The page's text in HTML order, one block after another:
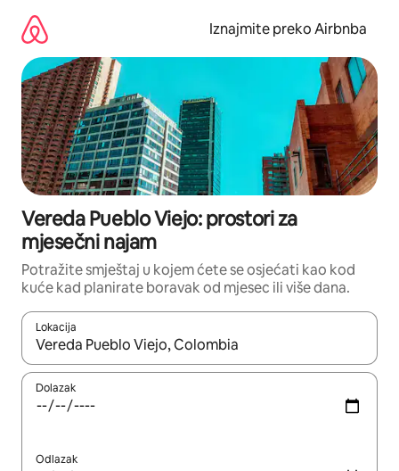
sadržaj
Iznajmite preko Airbnba
Vereda Pueblo Viejo: prostori za
mjesečni najam
Potražite smještaj u kojem ćete se osjećati kao kod
kuće kad planirate boravak od mjesec ili više dana.
Lokacija
Kada budu dostupni rezultati, moći ćete ih pregledati
Dolazak
Odlazak